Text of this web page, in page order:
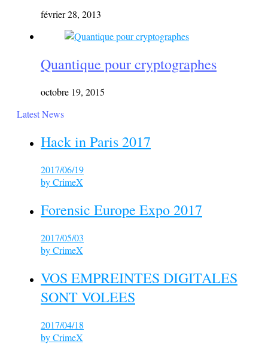
février 28, 2013
Quantique pour cryptographes
octobre 19, 2015
Latest News
Hack in Paris 2017
2017/06/19
byCrimeX
Forensic Europe Expo 2017
2017/05/03
byCrimeX
VOS EMPREINTES DIGITALES
SONT VOLEES
2017/04/18
byCrimeX